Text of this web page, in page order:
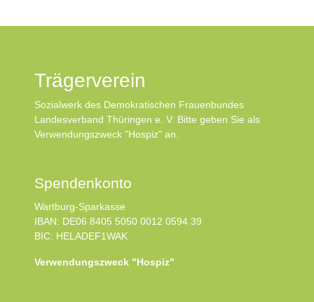
Trägerverein
Sozialwerk des Demokratischen Frauenbundes
Landesverband Thüringen e. V. Bitte geben Sie als
Verwendungszweck "Hospiz" an.
Spendenkonto
Wartburg-Sparkasse
IBAN: DE06 8405 5050 0012 0594 39
BIC: HELADEF1WAK
Verwendungszweck "Hospiz"